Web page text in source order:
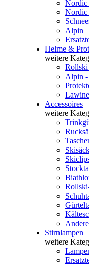
Nordic
Nordic
Alpin
Helme &
weitere
Rollski
Alpin -
Accessoires
weitere
Stirnlampen
weitere